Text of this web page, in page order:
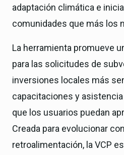
adaptación climática e
comunidades que más los
La herramienta promueve
para las solicitudes de
inversiones locales más
capacitaciones y
que los usuarios puedan
Creada para evolucionar
retroalimentación, la VCP